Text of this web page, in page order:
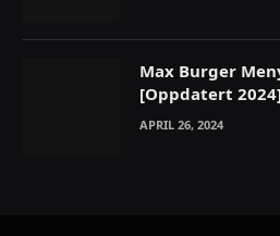
Max Burger
[Oppdatert 2024]
APRIL 26, 2024